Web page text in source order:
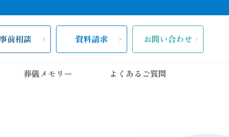
事前相談 資料請求 お問い合わせ
葬儀メモリー よくあるご質問